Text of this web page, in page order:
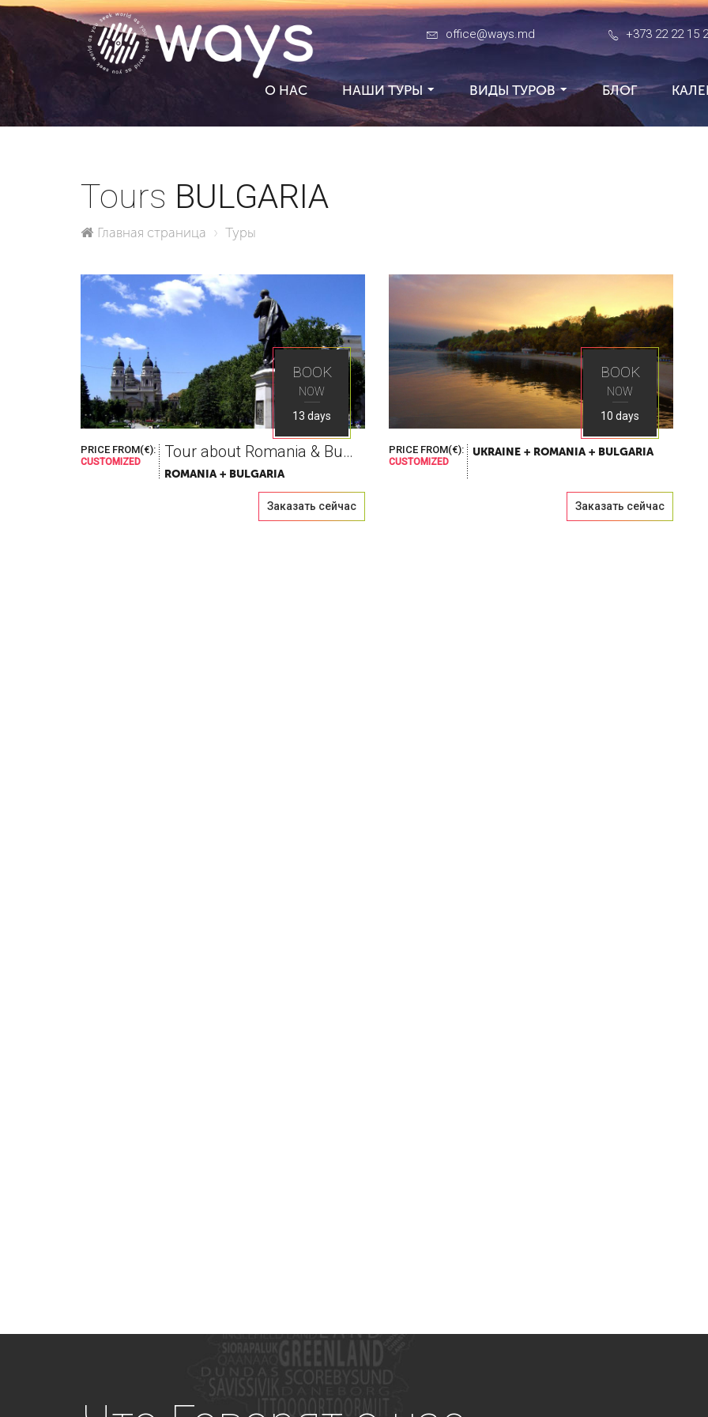
office@ways.md +373 22 22 15
О НАС НАШИ ТУРЫ ВИДЫ ТУРОВ БЛОГ
Tours BULGARIA
Главная страница Туры
BOOK
NOW
13 days
PRICE FROM(€):
CUSTOMIZED
Tour about Romania & Bulgaria
ROMANIA + BULGARIA
Заказать сейчас
BOOK
NOW
10 days
PRICE FROM(€):
CUSTOMIZED
UKRAINE + ROMANIA + BULGARIA
Заказать сейчас